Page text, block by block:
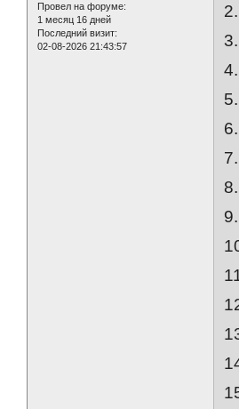
Провел на форуме:
1 месяц 16 дней
Последний визит:
02-08-2026 21:43:57